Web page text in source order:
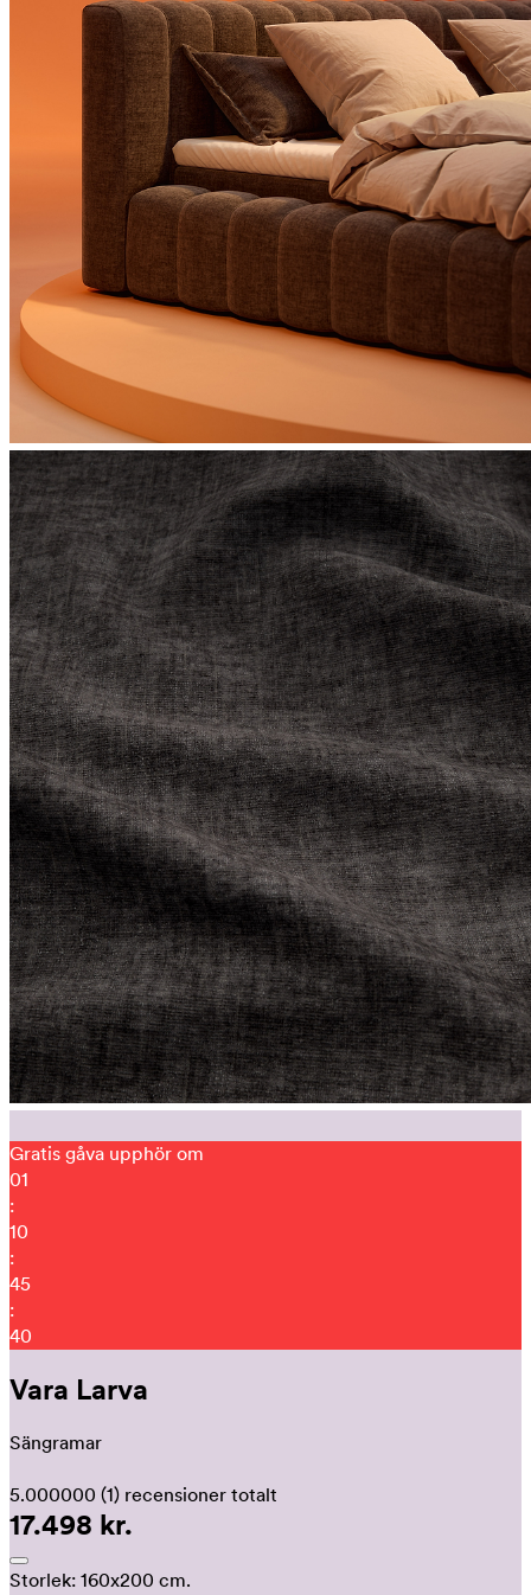
Gratis gåva upphör om
01
:
10
:
45
:
26
Vara Larva
Sängramar
5.000000 (1) recensioner totalt
17.498 kr.
Storlek: 160x200 cm.